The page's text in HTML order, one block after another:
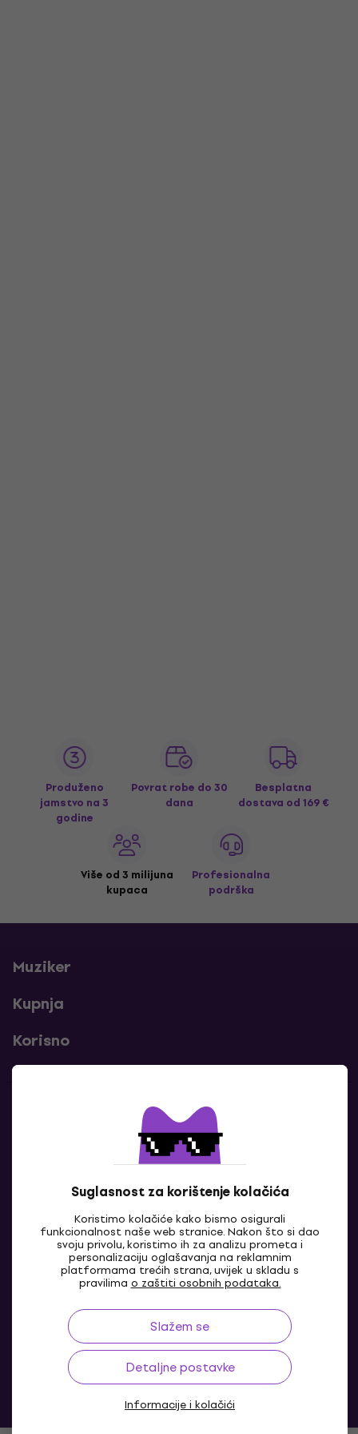
Suglasnost za korištenje kolačića
Koristimo kolačiće kako bismo osigurali
funkcionalnost naše web stranice. Nakon što si dao
svoju privolu, koristimo ih za analizu prometa i
personalizaciju oglašavanja na reklamnim
platformama trećih strana, uvijek u skladu s
pravilima o zaštiti osobnih podataka.
Slažem se
Detaljne postavke
Informacije i kolačići
Produženo
jamstvo na 3
godine
Povrat robe do 30
dana
Besplatna
dostava od 169 €
Više od 3 milijuna
kupaca
Profesionalna
podrška
Muziker
Kupnja
Korisno
Kontakti
Javi nam se
HR
© 2004-2026 MUZIKER a.s.